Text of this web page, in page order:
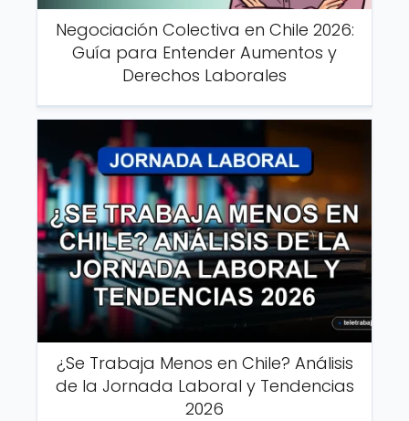
Negociación Colectiva en Chile 2026:
Guía para Entender Aumentos y
Derechos Laborales
¿Se Trabaja Menos en Chile? Análisis
de la Jornada Laboral y Tendencias
2026